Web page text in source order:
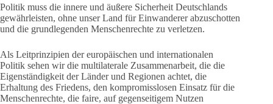
Politik muss die innere und äußere Sicherheit Deutschlands
gewährleisten, ohne unser Land für Einwanderer abzuschotten
und die grundlegenden Menschenrechte zu verletzen.
Als Leitprinzipien der europäischen und internationalen
Politik sehen wir die multilaterale Zusammenarbeit, die die
Eigenständigkeit der Länder und Regionen achtet, die
Erhaltung des Friedens, den kompromisslosen Einsatz für die
Menschenrechte, die faire, auf gegenseitigem Nutzen